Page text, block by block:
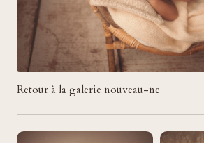
Retour à la galerie nouveau-ne